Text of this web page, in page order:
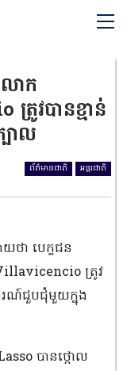
លោក
វបានខ្មាន់
ាល
ព័ត៌មានជាតិ អន្តរជាតិ
យថា បេក្ខជន
ត្រូវ
ារណ៍ជួបជុំមួយក្នុង
បានថ្កោល